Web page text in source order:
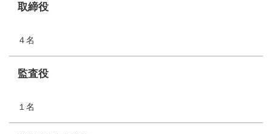
取締役
４名
監査役
１名